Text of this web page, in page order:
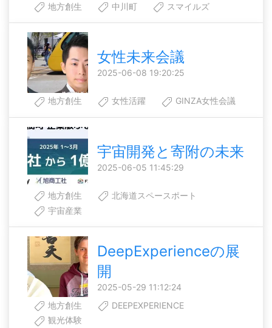
地方創生 中川町 スマイルズ
女性未来会議
2025-06-08 19:20:25
地方創生 女性活躍 GINZA女性会議
宇宙開発と寄附の未来
2025-06-05 11:45:29
地方創生
北海道スペースポート
宇宙産業
DeepExperienceの展
開
2025-05-29 11:12:24
地方創生
DEEPEXPERIENCE
観光体験